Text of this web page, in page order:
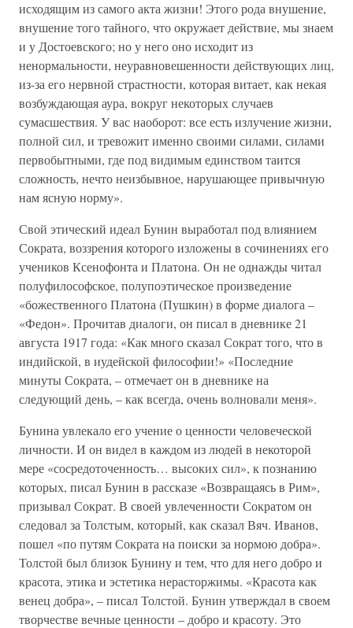
исходящим из самого акта жизни! Этого рода внушение,
внушение того тайного, что окружает действие, мы знаем
и у Достоевского; но у него оно исходит из
ненормальности, неуравновешенности действующих лиц,
из-за его нервной страстности, которая витает, как некая
возбуждающая аура, вокруг некоторых случаев
сумасшествия. У вас наоборот: все есть излучение жизни,
полной сил, и тревожит именно своими силами, силами
первобытными, где под видимым единством таится
сложность, нечто неизбывное, нарушающее привычную
нам ясную норму».
Свой этический идеал Бунин выработал под влиянием
Сократа, воззрения которого изложены в сочинениях его
учеников Ксенофонта и Платона. Он не однажды читал
полуфилософское, полупоэтическое произведение
«божественного Платона (Пушкин) в форме диалога –
«Федон». Прочитав диалоги, он писал в дневнике 21
августа 1917 года: «Как много сказал Сократ того, что в
индийской, в иудейской философии!» «Последние
минуты Сократа, – отмечает он в дневнике на
следующий день, – как всегда, очень волновали меня».
Бунина увлекало его учение о ценности человеческой
личности. И он видел в каждом из людей в некоторой
мере «сосредоточенность… высоких сил», к познанию
которых, писал Бунин в рассказе «Возвращаясь в Рим»,
призывал Сократ. В своей увлеченности Сократом он
следовал за Толстым, который, как сказал Вяч. Иванов,
пошел «по путям Сократа на поиски за нормою добра».
Толстой был близок Бунину и тем, что для него добро и
красота, этика и эстетика нерасторжимы. «Красота как
венец добра», – писал Толстой. Бунин утверждал в своем
творчестве вечные ценности – добро и красоту. Это